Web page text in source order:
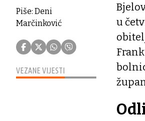
Piše: Deni
Marčinković
VEZANE VIJESTI
u